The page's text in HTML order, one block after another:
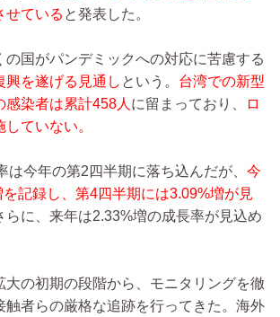
せている と発表した。
の国がパンデミックへの対応に苦慮する
興を遂げる見通し という。 台湾での新型
感染者は累計458人 に留まっており、
ロ
ていない。
は今年の第2四半期に落ち込んだが、 今
を記録し、第4四半期には3.09%増が見
らに、来年は2.33%増の成長率が見込め
大の初期の段階から、モニタリングを徹
触者らの厳格な追跡を行ってきた。海外